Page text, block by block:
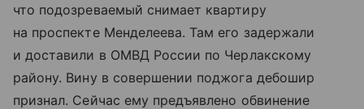
что подозреваемый снимает квартиру
на проспекте Менделеева. Там его задержали
и доставили в ОМВД России по Черлакскому
району. Вину в совершении поджога дебошир
признал. Сейчас ему предъявлено обвинение